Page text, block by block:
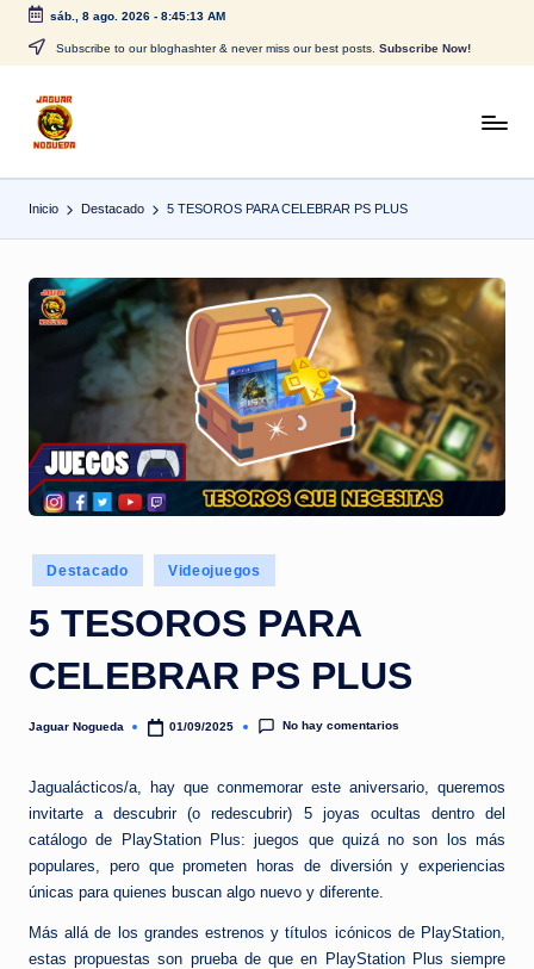
Saltar
contenido
sáb., 8 ago. 2026- 8:45:14 AM
Subscribe to our bloghashter & never miss our best posts. Subscribe Now!
J
a
g
a
g
u
a
CONTENIDO
Inicio Destacado 5 TESOROS PARA CELEBRAR PS PLUS
Publicado
en
Destacado Videojuegos
5 TESOROS PARA
CELEBRAR PS PLUS
Publicado
Jaguar Nogueda 01/09/2025 No hay comentarios
Jagualácticos/a, hay que conmemorar este aniversario, queremos
invitarte a descubrir (o redescubrir) 5 joyas ocultas dentro del
catálogo de PlayStation Plus: juegos que quizá no son los más
populares, pero que prometen horas de diversión y experiencias
únicas para quienes buscan algo nuevo y diferente.
Más allá de los grandes estrenos y títulos icónicos de PlayStation,
estas propuestas son prueba de que en PlayStation Plus siempre